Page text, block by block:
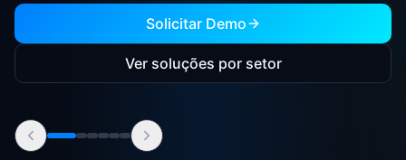
Solicitar Demo
Ver soluções por setor